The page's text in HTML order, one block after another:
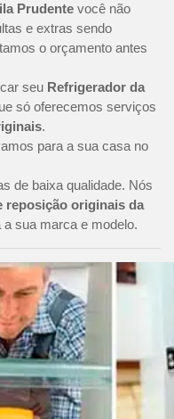
Prudente você não
e extras sendo
o orçamento antes
seu Refrigerador da
só oferecemos serviços
.
para a sua casa no
de baixa qualidade. Nós
reposição originais da
sua marca e modelo.